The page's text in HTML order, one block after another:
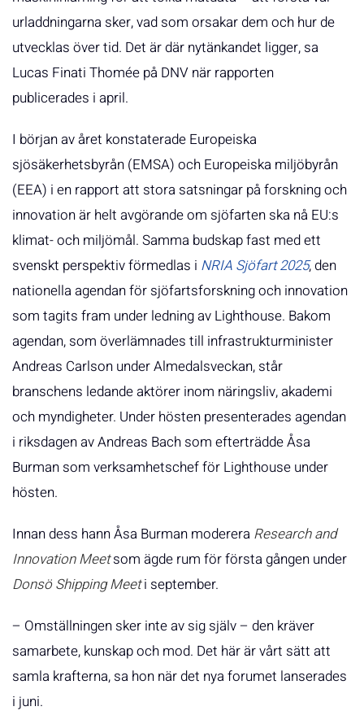
urladdningarna sker, vad som orsakar dem och hur de
utvecklas över tid. Det är där nytänkandet ligger, sa
Lucas Finati Thomée på DNV när rapporten
publicerades i april.
I början av året konstaterade Europeiska
sjösäkerhetsbyrån (EMSA) och Europeiska miljöbyrån
(EEA) i en rapport att stora satsningar på forskning och
innovation är helt avgörande om sjöfarten ska nå EU:s
klimat- och miljömål. Samma budskap fast med ett
svenskt perspektiv förmedlas i NRIA Sjöfart 2025, den
nationella agendan för sjöfartsforskning och innovation
som tagits fram under ledning av Lighthouse. Bakom
agendan, som överlämnades till infrastrukturminister
Andreas Carlson under Almedalsveckan, står
branschens ledande aktörer inom näringsliv, akademi
och myndigheter. Under hösten presenterades agendan
i riksdagen av Andreas Bach som efterträdde Åsa
Burman som verksamhetschef för Lighthouse under
hösten.
Innan dess hann Åsa Burman moderera Research and
Innovation Meetsom ägde rum för första gången under
Donsö Shipping Meet i september.
– Omställningen sker inte av sig själv – den kräver
samarbete, kunskap och mod. Det här är vårt sätt att
samla krafterna, sa hon när det nya forumet lanserades
i juni.